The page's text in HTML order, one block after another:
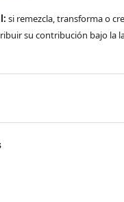
si remezcla, transforma o
su contribución bajo la